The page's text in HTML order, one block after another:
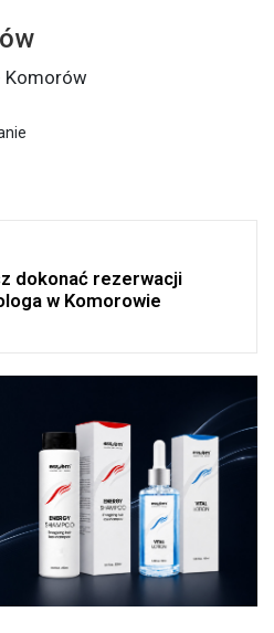
dokonać rezerwacji
w Komorowie
Komorów